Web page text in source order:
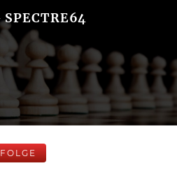
SPECTRE64